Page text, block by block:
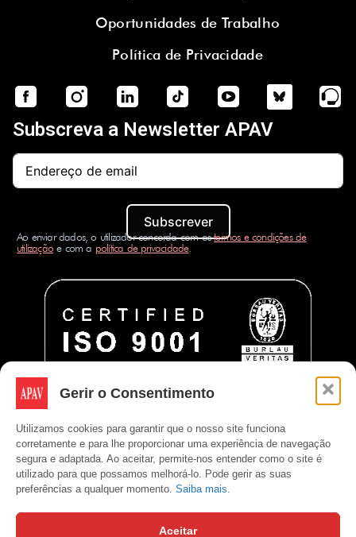
Gerir o Consentimento
Utilizamos cookies para garantir que o nosso site funciona
corretamente e para lhe proporcionar uma experiência de navegação
segura e adaptada. Ao aceitar, permite-nos entender como o site é
utilizado para que possamos melhorá-lo. Pode gerir as suas
preferências a qualquer momento. Saiba mais.
Aceitar
Oportunidades de Trabalho
Política de Privacidade
Subscreva a Newsletter APAV
Subscrever
Ao enviar dados, o utilizador concorda com ostermos e condições de
utilizaçãoe com a política de privacidade.